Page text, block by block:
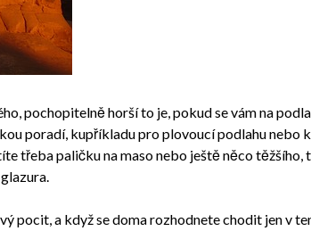
pochopitelně horší to je, pokud se vám na
poradí, kupříkladu pro plovoucí podlahu nebo
třeba paličku na maso nebo ještě něco těžšího,
pocit, a když se doma rozhodnete chodit jen v